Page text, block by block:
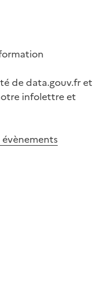
de data.gouv.fr et
infolettre et